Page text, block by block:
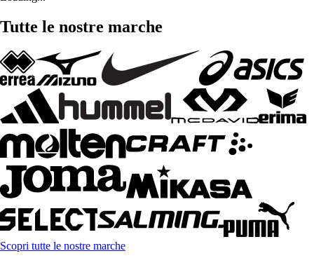
Tutte le nostre marche
Scopri tutte le nostre marche